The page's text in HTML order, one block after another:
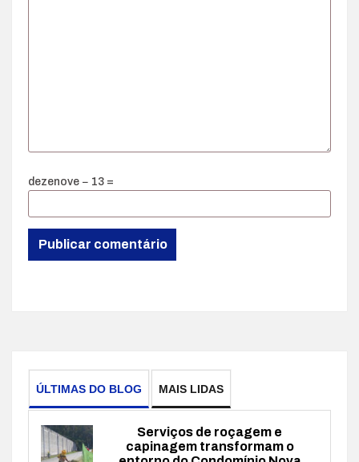
dezenove − 13 =
ÚLTIMAS DO BLOG MAIS LIDAS
Serviços de roçagem e
capinagem transformam o